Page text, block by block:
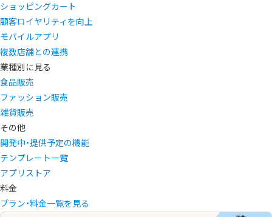
ショッピングカート
顧客ロイヤリティを向上
モバイルアプリ
複数店舗との連携
業種別に見る
食品販売
ファッション販売
雑貨販売
その他
開発中・提供予定の機能
テンプレート一覧
アプリストア
料金
プラン・料金一覧を見る